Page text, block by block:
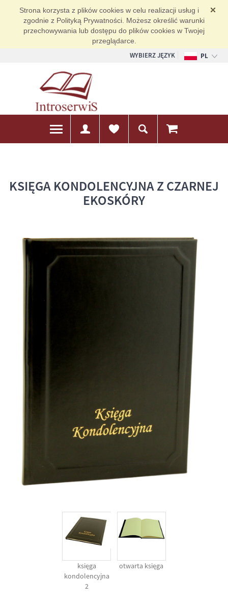
Strona korzysta z plików cookies w celu realizacji usług i
zgodnie z Polityką Prywatności. Możesz określić warunki
przechowywania lub dostępu do plików cookies w Twojej
przeglądarce.
WYBIERZ JĘZYK
PL
KSIĘGA KONDOLENCYJNA Z CZARNEJ
EKOSKÓRY
księga
kondolencyjna
2
otwarta księga